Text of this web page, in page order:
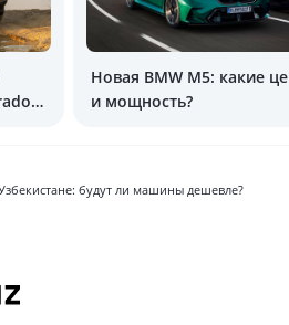
Новая BMW M5: какие
и мощность?
будут ли машины дешевле?